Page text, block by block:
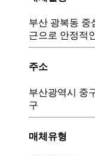
부산 광복동 중
근으로 안정적
주소
부산광역시 중
구
매체유형